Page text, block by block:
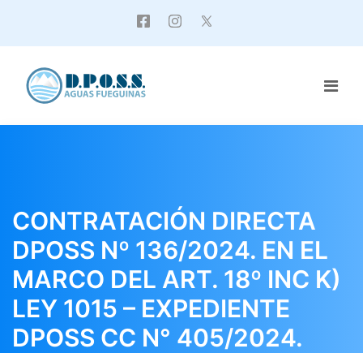
CONTRATACIÓN DIRECTA
DPOSS Nº 136/2024. EN EL
MARCO DEL ART. 18º INC K)
LEY 1015 – EXPEDIENTE
DPOSS CC N° 405/2024.